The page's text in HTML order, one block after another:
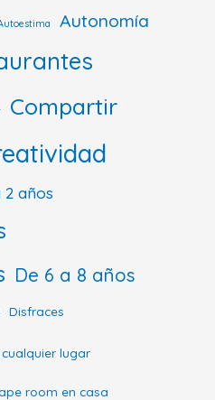
Autonomía
Compartir
2 años
De 6 a 8 años
Disfraces
cualquier lugar
room en casa